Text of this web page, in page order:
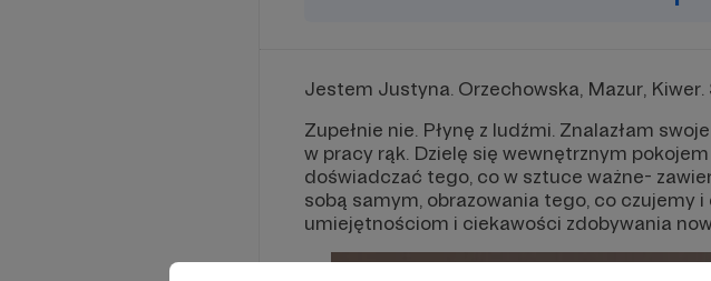
Jestem Justyna. Orzechowska, Mazur,
Zupełnie nie. Płynę z ludźmi. Znalazłam
w pracy rąk. Dzielę się wewnętrznym
doświadczać tego, co w sztuce ważne-
sobą samym, obrazowania tego, co czujemy
umiejętnościom i ciekawości zdobywania